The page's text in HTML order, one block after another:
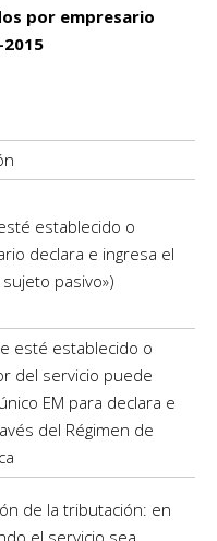
por empresario
establecido o
declara e ingresa el
pasivo»)
esté establecido o
del servicio puede
EM para declara e
del Régimen de
de la tributación: en
el servicio sea